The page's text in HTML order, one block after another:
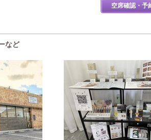
空席確認・予
など